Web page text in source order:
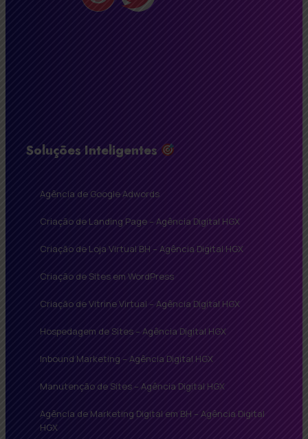
Soluções Inteligentes
Agência de Google Adwords
Criação de Landing Page – Agência Digital HGX
Criação de Loja Virtual BH – Agência Digital HGX
Criação de Sites em WordPress
Criação de Vitrine Virtual – Agência Digital HGX
Hospedagem de Sites – Agência Digital HGX
Inbound Marketing – Agência Digital HGX
Manutenção de Sites – Agência Digital HGX
Agência de Marketing Digital em BH – Agência Digital
HGX